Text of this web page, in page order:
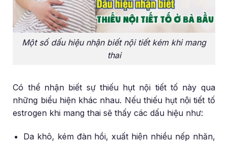
Một số dấu hiệu nhận biết nội tiết kém khi mang
thai
Có thể nhận biết sự thiếu hụt nội tiết tố này qua
những biểu hiện khác nhau. Nếu thiếu hụt nội tiết tố
estrogen khi mang thai sẽ thấy các dấu hiệu như:
Da khô, kém đàn hồi, xuất hiện nhiều nếp nhăn,